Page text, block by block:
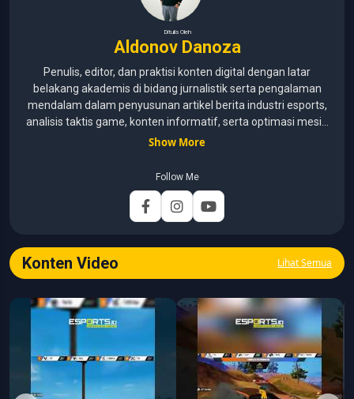
Ditulis Oleh
Aldonov Danoza
Penulis, editor, dan praktisi konten digital dengan latar
belakang akademis di bidang jurnalistik serta pengalaman
mendalam dalam penyusunan artikel berita industri esports,
analisis taktis game, konten informatif, serta optimasi mesin
pencari (SEO) untuk audiens media digital. Lulusan Universitas
mengenai kaidah jurnalistik, etika media, verifikasi informasi,
dan teknik penulisan profesional. Berfokus pada
pengembangan konten yang mengutamakan akurasi,
relevansi, dan analisis mendalam. Memastikan artikel
gameplay, serta verifikasi informasi guna menyajikan liputan
esports yang tajam dan berbobot bagi pembaca. Berbagai
(khususnya kompetisi profesional seperti MPL Indonesia),
analisis taktis dan meta game mobile, perkembangan industri
gaming, teknologi, media digital, hingga dinamika komunitas
gamers di Indonesia.
Show More
Follow Me
Konten Video Lihat Semua